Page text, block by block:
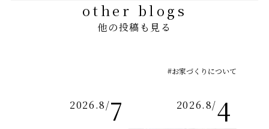
other blogs
他の投稿も見る
2026.8/7 2026.8/4
#お家づくりについて